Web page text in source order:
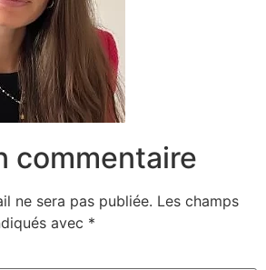
commentaire
ne sera pas publiée. Les champs
avec *